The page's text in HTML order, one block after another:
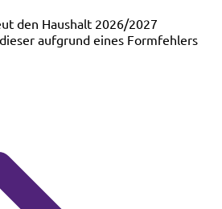
den Haushalt 2026/2027
aufgrund eines Formfehlers
zur Ratssitzung am 20.05.